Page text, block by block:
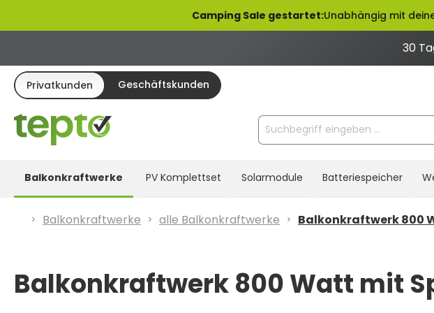
Zur Hauptnavigation springenCamping Sale gestartet:Unabhängig mit
30
Privatkunden Geschäftskunden
Balkonkraftwerke PV Komplettset Solarmodule Batteriespeicher
Balkonkraftwerke alle Balkonkraftwerke Balkonkraftwerk 800
Balkonkraftwerk 800 Watt mit